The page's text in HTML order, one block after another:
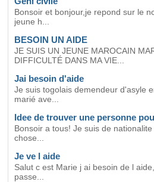
Bonsoir et bonjour,je repond sur le
jeune h...
BESOIN UN AIDE
JE SUIS UN JEUNE MAROCAIN
DIFFICULTÉ DANS MA VIE...
Jai besoin d'aide
Je suis togolais demendeur d'asyle
marié ave...
Idee de trouver une personne
Bonsoir a tous! Je suis de
chose...
Je ve l aide
Salut c est Marie j ai besoin de l
passe...